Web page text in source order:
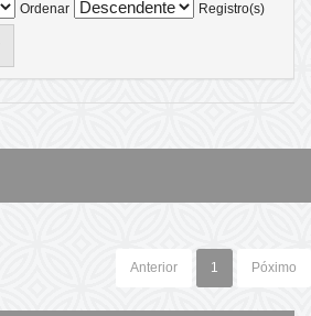
Ordenar
Registro(s)
Anterior 1 Póximo